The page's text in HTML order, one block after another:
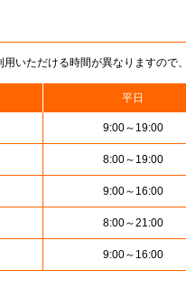
いただける時間が異なりますので
平日
9:00～19:00
8:00～19:00
9:00～16:00
8:00～21:00
9:00～16:00